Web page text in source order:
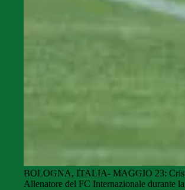
BOLOGNA, ITALIA- MAGGIO 23:
Allenatore del FC Internazionale durante